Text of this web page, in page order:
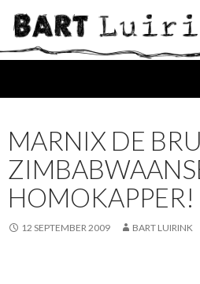
MARNIX DE
HOMOKAPPER!
12 SEPTEMBER 2009 BART LUIRINK